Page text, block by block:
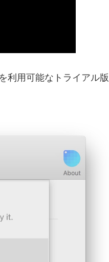
利用可能なトライアル版